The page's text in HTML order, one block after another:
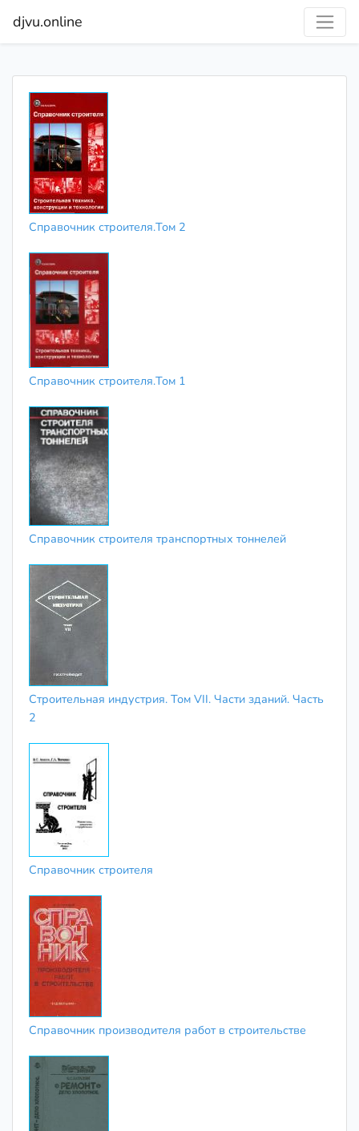
djvu.online
Справочник строителя.Том 2
Справочник строителя.Том 1
Справочник строителя транспортных тоннелей
Строительная индустрия. Том VII. Части зданий. Часть
2
Справочник строителя
Справочник производителя работ в строительстве